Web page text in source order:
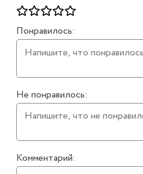
Понравилось:
Не понравилось:
Комментарий: